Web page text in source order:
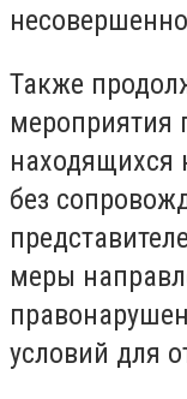
Также
мероприятия
находящихся
без
меры
условий для